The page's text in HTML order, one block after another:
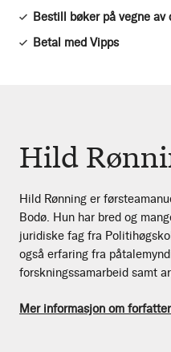
Bestill bøker på vegne av
Betal med Vipps
Hild
Hild Rønning er
Bodø. Hun har bred og
juridiske fag fra
også erfaring fra
forskningssamarbeid samt
Mer informasjon om